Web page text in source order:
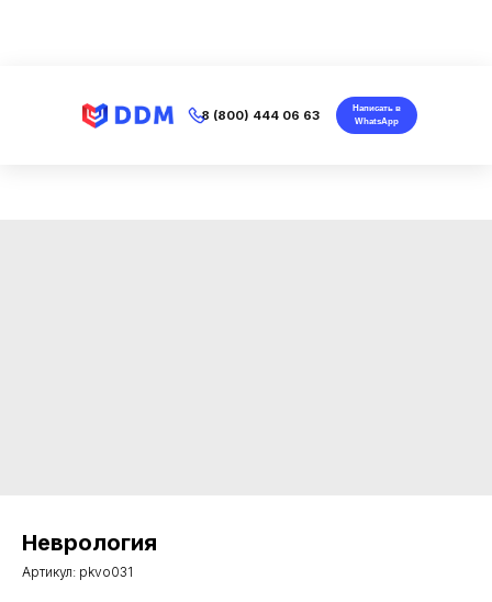
8 (800) 444 06 63
Написать в
WhatsApp
Неврология
Артикул: pkvo031